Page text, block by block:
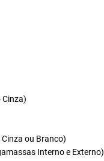
Cinza)
ou Branco)
Interno e Externo)